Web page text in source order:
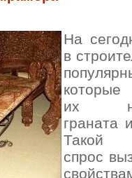
На
в
их
граната
Такой
спрос